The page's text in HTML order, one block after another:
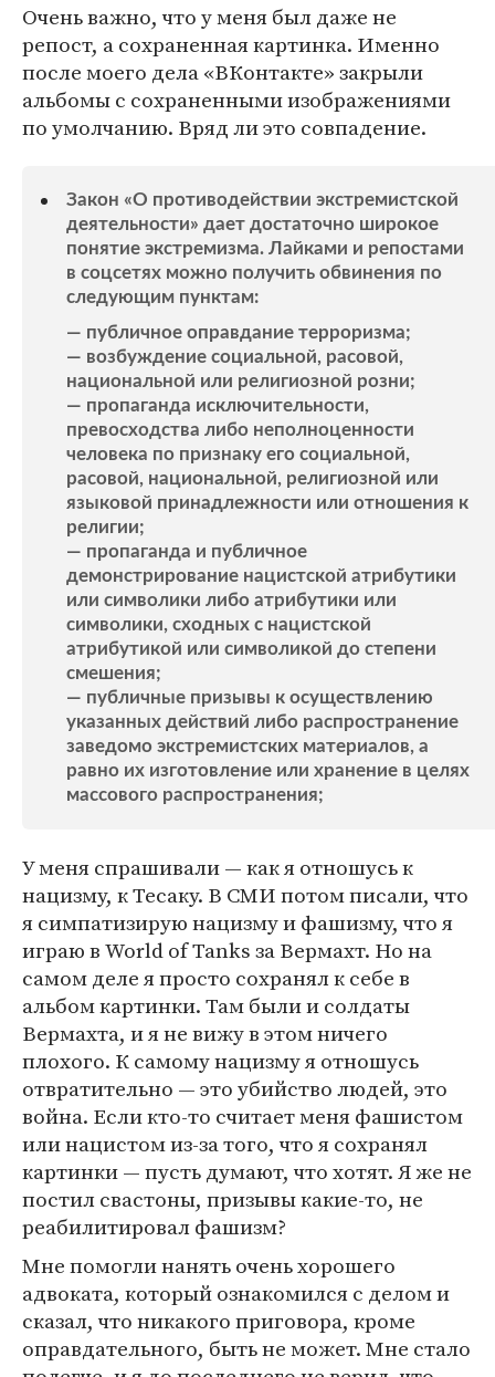
Очень важно, что у меня был даже не
репост, а сохраненная картинка. Именно
после моего дела «ВКонтакте» закрыли
альбомы с сохраненными изображениями
по умолчанию. Вряд ли это совпадение.
Закон «О противодействии экстремистской
деятельности» дает достаточно широкое
понятие экстремизма. Лайками и репостами
в соцсетях можно получить обвинения по
следующим пунктам:
— публичное оправдание терроризма;
— возбуждение социальной, расовой,
национальной или религиозной розни;
— пропаганда исключительности,
превосходства либо неполноценности
человека по признаку его социальной,
расовой, национальной, религиозной или
языковой принадлежности или отношения к
религии;
— пропаганда и публичное
демонстрирование нацистской атрибутики
или символики либо атрибутики или
символики, сходных с нацистской
атрибутикой или символикой до степени
смешения;
— публичные призывы к осуществлению
указанных действий либо распространение
заведомо экстремистских материалов, а
равно их изготовление или хранение в целях
массового распространения;
У меня спрашивали — как я отношусь к
нацизму, к Тесаку. В СМИ потом писали, что
я симпатизирую нацизму и фашизму, что я
играю в World of Tanks за Вермахт. Но на
самом деле я просто сохранял к себе в
альбом картинки. Там были и солдаты
Вермахта, и я не вижу в этом ничего
плохого. К самому нацизму я отношусь
отвратительно — это убийство людей, это
война. Если кто-то считает меня фашистом
или нацистом из-за того, что я сохранял
картинки — пусть думают, что хотят. Я же не
постил свастоны, призывы какие-то, не
реабилитировал фашизм?
Мне помогли нанять очень хорошего
адвоката, который ознакомился с делом и
сказал, что никакого приговора, кроме
оправдательного, быть не может. Мне стало